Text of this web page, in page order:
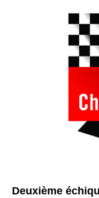
Deuxième